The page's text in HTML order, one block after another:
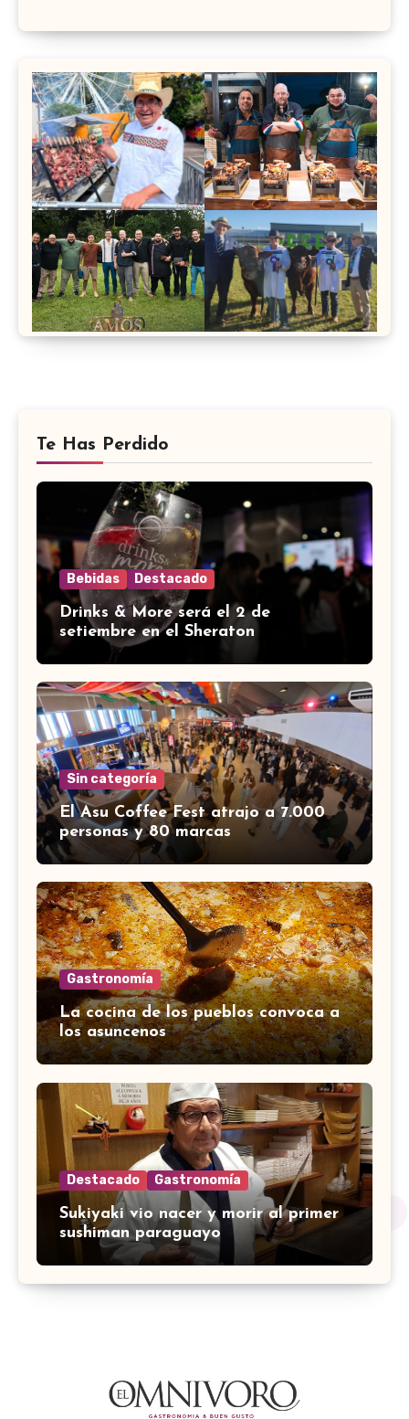
Te Has Perdido
Bebidas Destacado
Drinks & More será el 2 de
setiembre en el Sheraton
Sin categoría
El Asu Coffee Fest atrajo a 7.000
personas y 80 marcas
Gastronomía
La cocina de los pueblos convoca a
los asuncenos
Destacado Gastronomía
Sukiyaki vio nacer y morir al primer
sushiman paraguayo